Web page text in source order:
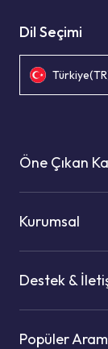
Dil Seçimi
Öne Çıkan
Kurumsal
Destek &
Popüler